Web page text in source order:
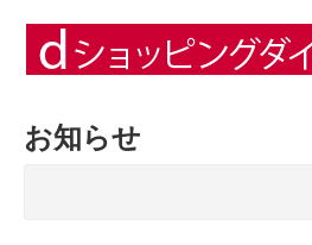
お知らせ